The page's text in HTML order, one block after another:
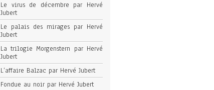
Le virus de décembre par Hervé
Jubert
Le palais des mirages par Hervé
Jubert
La trilogie Morgenstern par Hervé
Jubert
L’affaire Balzac par Hervé Jubert
Fondue au noir par Hervé Jubert